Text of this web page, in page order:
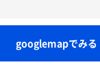
googlemapでみる